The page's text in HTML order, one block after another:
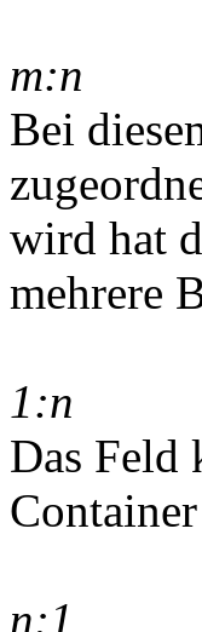
m:n
Bei
wird hat
mehrere
1:n
Das Feld
n:1